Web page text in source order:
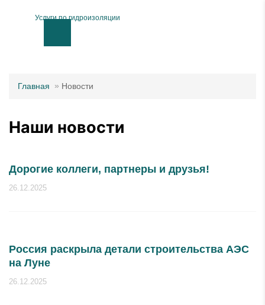
Услуги по гидроизоляции
Главная Новости
Наши новости
Дорогие коллеги, партнеры и друзья!
26.12.2025
Россия раскрыла детали строительства АЭС
на Луне
26.12.2025